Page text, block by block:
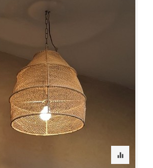
equalizer